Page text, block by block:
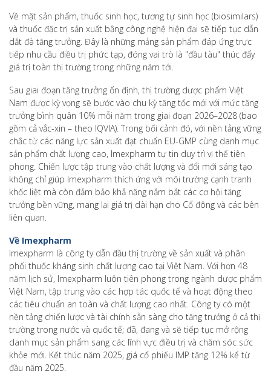
Về mặt sản phẩm, thuốc sinh học, tương tự sinh học (biosimilars)
và thuốc đặc trị sản xuất bằng công nghệ hiện đại sẽ tiếp tục dẫn
dắt đà tăng trưởng. Đây là những mảng sản phẩm đáp ứng trực
tiếp nhu cầu điều trị phức tạp, đóng vai trò là "đầu tàu" thúc đẩy
giá trị toàn thị trường trong những năm tới.
Sau giai đoạn tăng trưởng ổn định, thị trường dược phẩm Việt
Nam được kỳ vọng sẽ bước vào chu kỳ tăng tốc mới với mức tăng
trưởng bình quân 10% mỗi năm trong giai đoạn 2026–2028 (bao
gồm cả vắc-xin – theo IQVIA). Trong bối cảnh đó, với nền tảng vững
chắc từ các năng lực sản xuất đạt chuẩn EU-GMP cùng danh mục
sản phẩm chất lượng cao, Imexpharm tự tin duy trì vị thế tiên
phong. Chiến lược tập trung vào chất lượng và đổi mới sáng tạo
không chỉ giúp Imexpharm thích ứng với môi trường cạnh tranh
khốc liệt mà còn đảm bảo khả năng nắm bắt các cơ hội tăng
trưởng bền vững, mang lại giá trị dài hạn cho Cổ đông và các bên
liên quan.
Về Imexpharm
Imexpharm là công ty dẫn đầu thị trường về sản xuất và phân
phối thuốc kháng sinh chất lượng cao tại Việt Nam. Với hơn 48
năm lịch sử, Imexpharm luôn tiên phong trong ngành dược phẩm
Việt Nam, tập trung vào các hợp tác quốc tế và hoạt động theo
các tiêu chuẩn an toàn và chất lượng cao nhất. Công ty có một
nền tảng chiến lược và tài chính sẵn sàng cho tăng trưởng ở cả thị
trường trong nước và quốc tế; đã, đang và sẽ tiếp tục mở rộng
danh mục sản phẩm sang các lĩnh vực điều trị và chăm sóc sức
khỏe mới. Kết thúc năm 2025, giá cổ phiếu IMP tăng 12% kể từ
đầu năm 2025.